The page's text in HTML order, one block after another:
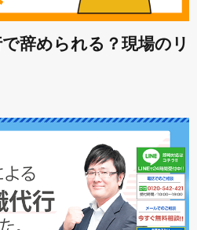
辞められる？現場のリ